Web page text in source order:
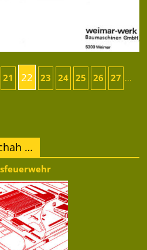
21 22 23 24 25 26 27 ...
…